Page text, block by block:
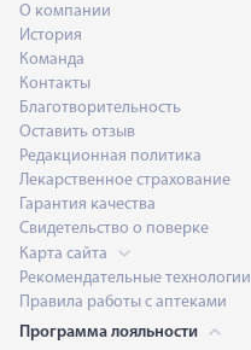
О компании
История
Команда
Контакты
Благотворительность
Оставить отзыв
Редакционная политика
Лекарственное страхование
Гарантия качества
Свидетельство о поверке
Карта сайта
Рекомендательные технологии
Правила работы с аптеками
Программа лояльности